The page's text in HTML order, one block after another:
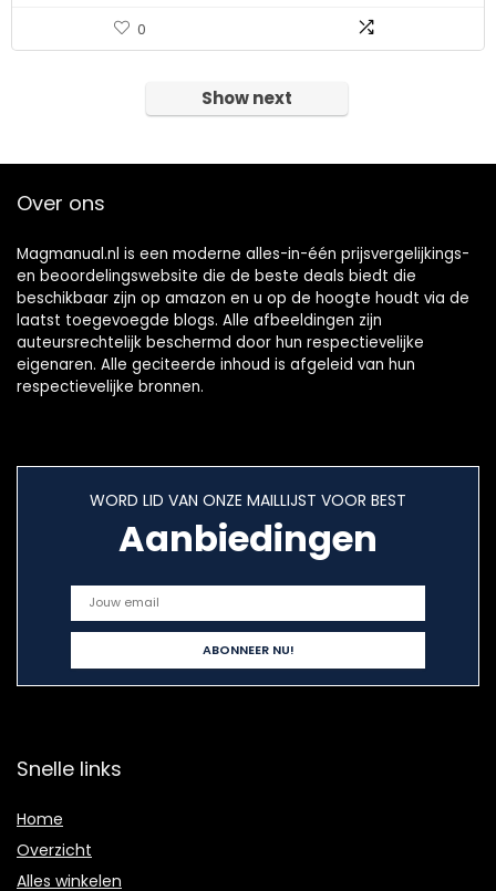
0
Show next
Over ons
Magmanual.nl is een moderne alles-in-één prijsvergelijkings-
en beoordelingswebsite die de beste deals biedt die
beschikbaar zijn op amazon en u op de hoogte houdt via de
laatst toegevoegde blogs. Alle afbeeldingen zijn
auteursrechtelijk beschermd door hun respectievelijke
eigenaren. Alle geciteerde inhoud is afgeleid van hun
respectievelijke bronnen.
WORD LID VAN ONZE MAILLIJST VOOR BEST
Aanbiedingen
Snelle links
Home
Overzicht
Alles winkelen